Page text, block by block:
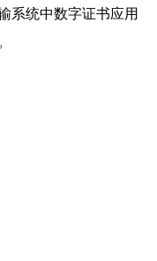
系统中数字证书应用